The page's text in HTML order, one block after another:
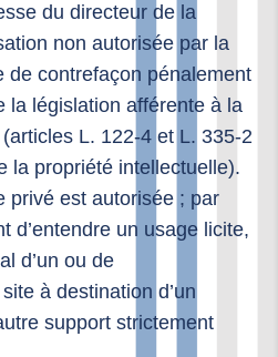
du directeur de la
non autorisée par la
de contrefaçon pénalement
la législation afférente à la
L. 122-4 et L. 335-2
la propriété intellectuelle).
privé est autorisée ; par
d’entendre un usage licite,
d’un ou de
à destination d’un
support strictement